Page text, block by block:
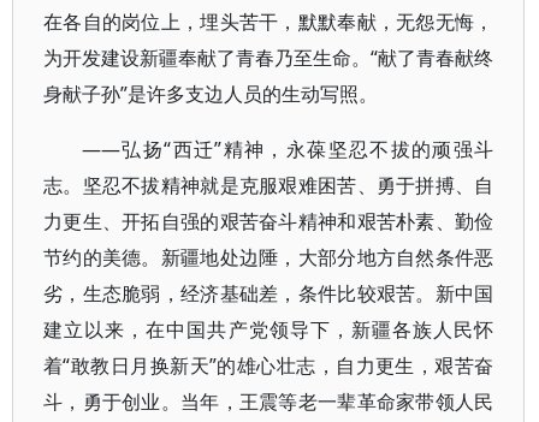
在各自的岗位上，埋头苦干，默默奉献，无怨无悔，
为开发建设新疆奉献了青春乃至生命。“献了青春献终
身献子孙”是许多支边人员的生动写照。
——弘扬“西迁”精神，永葆坚忍不拔的顽强斗
志。坚忍不拔精神就是克服艰难困苦、勇于拼搏、自
力更生、开拓自强的艰苦奋斗精神和艰苦朴素、勤俭
节约的美德。新疆地处边陲，大部分地方自然条件恶
劣，生态脆弱，经济基础差，条件比较艰苦。新中国
建立以来，在中国共产党领导下，新疆各族人民怀
着“敢教日月换新天”的雄心壮志，自力更生，艰苦奋
斗，勇于创业。当年，王震等老一辈革命家带领人民